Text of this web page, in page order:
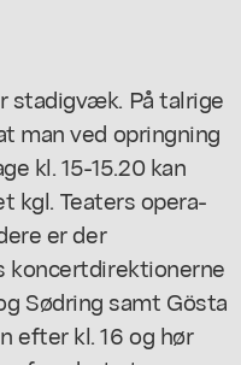
stadigvæk. På talrige
man ved opringning
kl. 15-15.20 kan
kgl. Teaters opera-
er der
Sødring samt Gösta
efter kl. 16 og hør